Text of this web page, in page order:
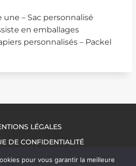
– Sac personnalisé
en emballages
personnalisés – Packel
LÉGALES
DE CONFIDENTIALITÉ
CONTACTER
pour vous garantir la meilleure